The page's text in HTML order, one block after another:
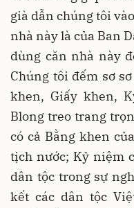
già dẫn chúng tôi
nhà này là của Ban
dùng căn nhà này
Chúng tôi đếm sơ
khen, Giấy khen,
Blong treo trang
có cả Bằng khen
tịch nước; Kỷ niệm
dân tộc trong sự
kết các dân tộc